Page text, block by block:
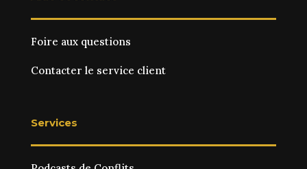
Foire aux questions
Contacter le service client
Services